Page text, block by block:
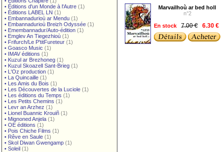
• Éditions d'un Monde à l'Autre (1)
• Éditions LABEL LN (1)
• Embannadurioù ar Mendu (1)
• Embannadurioù Breizh Odyssée (1)
• Emembannadur/Auto-édition (1)
• Emglev An Tiegezhioù (1)
• Frifurch/Le P'titFureteur (1)
• Goasco Music (1)
• IMAV éditions (1)
• Kuzul ar Brezhoneg (1)
• Kuzul Skoazell Sant-Brieg (1)
• L'Oz production (1)
• La Quincaille (1)
• Les Amis du Bois (1)
• Les Découvertes de la Luciole (1)
• Les éditions du Temps (1)
• Les Petits Chemins (1)
• Levr an Arzhez (1)
• Lionel Buannic Krouiñ (1)
• Mignoned Anjela (1)
• OE éditions (1)
• Pois Chiche Films (1)
• Rêve en Saule (1)
• Skol Diwan Gwengamp (1)
• Soleil (1)
Marvailhoù ar bed holl
n°2
En stock 7.00 € 6.30 €